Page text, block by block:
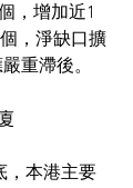
，增加近1
，淨缺口擴
重滯後。
，本港主要